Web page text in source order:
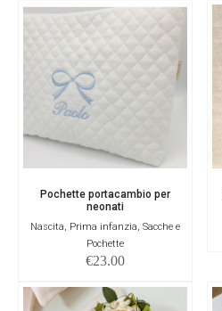
Pochette portacambio per
neonati
Nascita, Prima infanzia, Sacche e
Pochette
€23.00